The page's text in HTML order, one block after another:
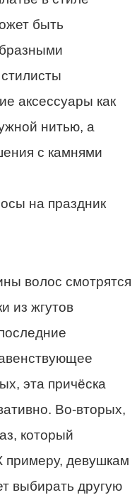
быть
аксессуары как
нитью, а
с камнями
волос смотрятся
из жгутов
эта причёска
Во-вторых,
который
примеру, девушкам
выбирать другую